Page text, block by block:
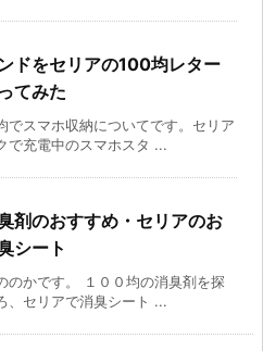
ドをセリアの100均レター
てみた
でスマホ収納についてです。セリア
で充電中のスマホスタ ...
剤のおすすめ・セリアのお
シート
のかです。 １００均の消臭剤を探
、セリアで消臭シート ...